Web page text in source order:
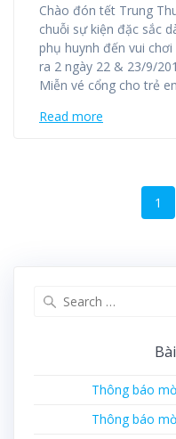
Chào đón tết Trung
chuỗi sự kiện đặc sắc
phụ huynh đến vui
ra 2 ngày 22 & 23/9/
Miễn vé cổng cho trẻ
Read more
navigation
1
Thông báo
Thông báo